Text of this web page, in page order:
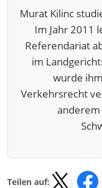
Murat Kilinc
Im Jahr 2011
Referendariat
im
wurde
Verkehrsrecht
anderem
Teilen auf: